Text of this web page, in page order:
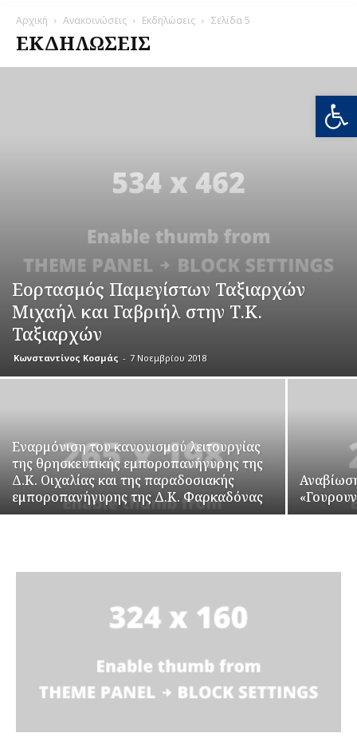
Αρχική Ανακοινώσεις Εκδηλώσεις Σελίδα 5
ΕΚΔΗΛΏΣΕΙΣ
Εορτασμός Παμεγίστων Ταξιαρχών
Μιχαήλ και Γαβριήλ στην Τ.Κ.
Ταξιαρχών
Κωνσταντίνος Κοσμάς - 7 Νοεμβρίου 2018
Εναρμόνιση του κανονισμού λειτουργίας
της θρησκευτικής εμποροπανήγυρης της
Δ.Κ. Οιχαλίας και της παραδοσιακής
εμποροπανήγυρης της Δ.Κ. Φαρκαδόνας